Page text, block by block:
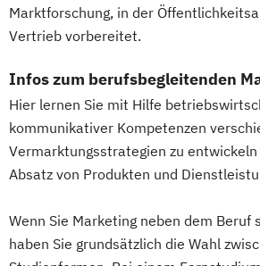
Wirtschaftsingenieurwesen
Wirtschaftspsychologie
Marktforschung, in der
Vertrieb vorbereitet.
Infos zum berufsbegleitenden
Hier lernen Sie mit Hilfe
kommunikativer Kompetenzen
Vermarktungsstrategien zu
Absatz von Produkten und
Wenn Sie Marketing neben dem Beruf
haben Sie grundsätzlich die Wahl